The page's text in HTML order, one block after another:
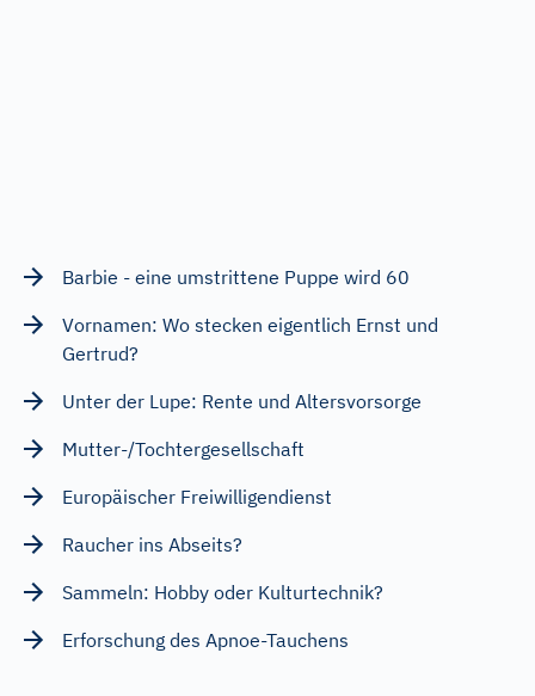
Barbie - eine umstrittene Puppe wird 60
Vornamen: Wo stecken eigentlich Ernst und
Gertrud?
Unter der Lupe: Rente und Altersvorsorge
Mutter-/Tochtergesellschaft
Europäischer Freiwilligendienst
Raucher ins Abseits?
Sammeln: Hobby oder Kulturtechnik?
Erforschung des Apnoe-Tauchens